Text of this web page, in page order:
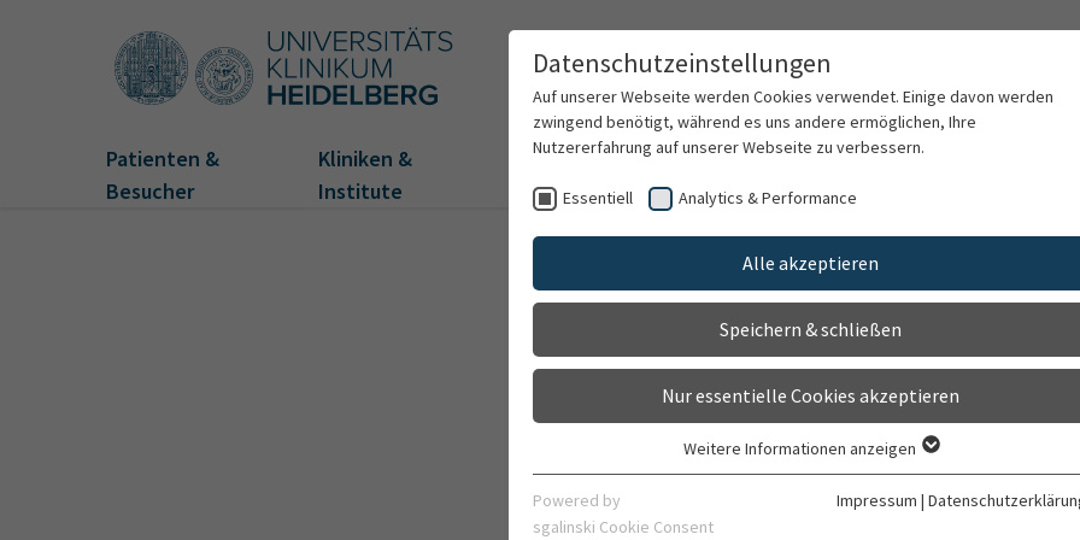
Patienten &
Besucher
Kliniken &
Institute
Stand 18.05.2018
Datenschutzeinstellungen
Auf unserer Webseite werden Cookies verwendet. Einige davon werden
zwingend benötigt, während es uns andere ermöglichen, Ihre
Nutzererfahrung auf unserer Webseite zu verbessern.
Essentiell Analytics & Performance
Alle akzeptieren
Speichern & schließen
Nur essentielle Cookies akzeptieren
Essentielle Cookies werden für grundlegende Funktionen der Webseite
benötigt. Dadurch ist gewährleistet, dass die Webseite einwandfrei
Weitere Informationen anzeigen
Powered by
sgalinski Cookie Consent
Impressum |